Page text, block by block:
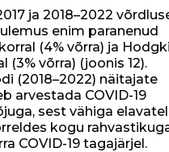
ja 2018–2022
enim paranenud
(4% võrra) ja
(3% võrra) (joonis 12).
(2018–2022) näitajate
arvestada COVID-19
sest vähiga elavatel
kogu
COVID-19 tagajärjel.